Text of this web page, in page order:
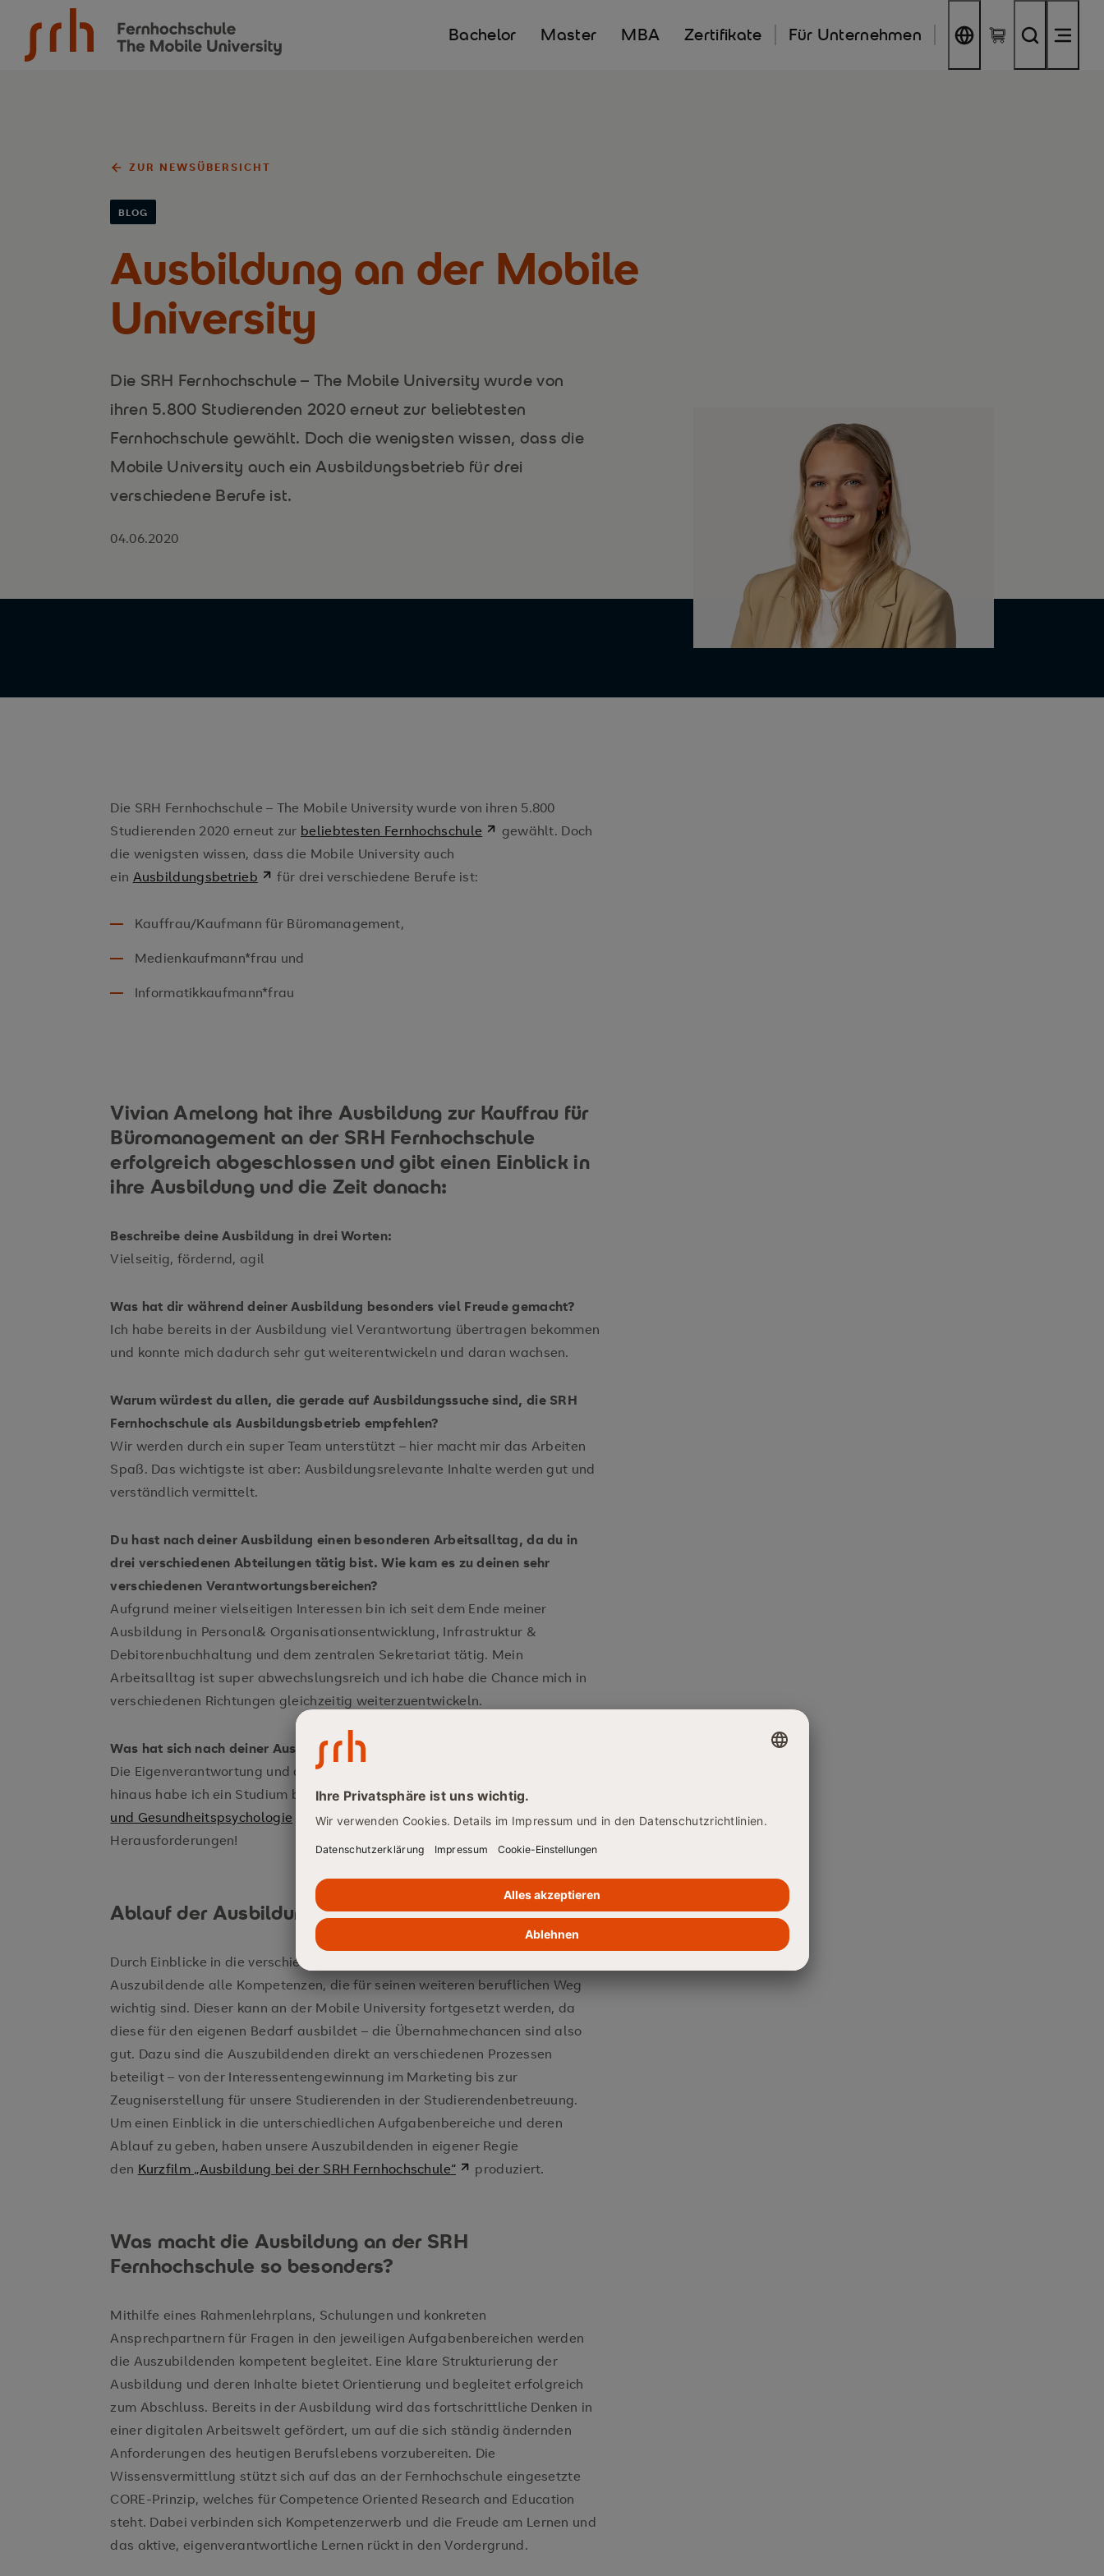
Bachelor Master MBA Zertifikate Für Unternehmen
ZUR NEWSÜBERSICHT
BLOG
Ausbildung an der Mobile
University
Die SRH Fernhochschule – The Mobile University wurde von
ihren 5.800 Studierenden 2020 erneut zur beliebtesten
Fernhochschule gewählt. Doch die wenigsten wissen, dass die
Mobile University auch ein Ausbildungsbetrieb für drei
verschiedene Berufe ist.
04.06.2020
Die SRH Fernhochschule – The Mobile University wurde von ihren 5.800
Studierenden 2020 erneut zur beliebtesten Fernhochschule
gewählt. Doch
die wenigsten wissen, dass die Mobile University auch
ein Ausbildungsbetrieb für drei verschiedene Berufe ist:
Kauffrau/Kaufmann für Büromanagement,
Medienkaufmann*frau und
Informatikkaufmann*frau
Vivian Amelong hat ihre Ausbildung zur Kauffrau für
Büromanagement an der SRH Fernhochschule
erfolgreich abgeschlossen und gibt einen Einblick in
ihre Ausbildung und die Zeit danach:
Beschreibe deine Ausbildung in drei Worten:
Vielseitig, fördernd, agil
Was hat dir während deiner Ausbildung besonders viel Freude gemacht?
Ich habe bereits in der Ausbildung viel Verantwortung übertragen bekommen
und konnte mich dadurch sehr gut weiterentwickeln und daran wachsen.
Warum würdest du allen, die gerade auf Ausbildungssuche sind, die SRH
Fernhochschule als Ausbildungsbetrieb empfehlen?
Wir werden durch ein super Team unterstützt – hier macht mir das Arbeiten
Spaß. Das wichtigste ist aber: Ausbildungsrelevante Inhalte werden gut und
verständlich vermittelt.
Du hast nach deiner Ausbildung einen besonderen Arbeitsalltag, da du in
drei verschiedenen Abteilungen tätig bist. Wie kam es zu deinen sehr
verschiedenen Verantwortungsbereichen?
Aufgrund meiner vielseitigen Interessen bin ich seit dem Ende meiner
Ausbildung in Personal& Organisationsentwicklung, Infrastruktur &
Debitorenbuchhaltung und dem zentralen Sekretariat tätig. Mein
Arbeitsalltag ist super abwechslungsreich und ich habe die Chance mich in
verschiedenen Richtungen gleichzeitig weiterzuentwickeln.
Was hat sich nach deiner Ausbildung beruflich verändert?
Die Eigenverantwortung und die eigenständige Zeiteinteilung. Darüber
hinaus habe ich ein Studium bei uns begonnen, denBachelor in Prävention
und Gesundheitspsychologie
– ich freue mich auf die neuen
Herausforderungen!
Ablauf der Ausbildung
Durch Einblicke in die verschiedenen Abteilungen, erwirbt jeder
Auszubildende alle Kompetenzen, die für seinen weiteren beruflichen Weg
wichtig sind. Dieser kann an der Mobile University fortgesetzt werden, da
diese für den eigenen Bedarf ausbildet – die Übernahmechancen sind also
gut. Dazu sind die Auszubildenden direkt an verschiedenen Prozessen
beteiligt – von der Interessentengewinnung im Marketing bis zur
Zeugniserstellung für unsere Studierenden in der Studierendenbetreuung.
Um einen Einblick in die unterschiedlichen Aufgabenbereiche und deren
Ablauf zu geben, haben unsere Auszubildenden in eigener Regie
den Kurzfilm „Ausbildung bei der SRH Fernhochschule“ produziert.
Was macht die Ausbildung an der SRH
Fernhochschule so besonders?
Mithilfe eines Rahmenlehrplans, Schulungen und konkreten
Ansprechpartnern für Fragen in den jeweiligen Aufgabenbereichen werden
die Auszubildenden kompetent begleitet. Eine klare Strukturierung der
Ausbildung und deren Inhalte bietet Orientierung und begleitet erfolgreich
zum Abschluss. Bereits in der Ausbildung wird das fortschrittliche Denken in
einer digitalen Arbeitswelt gefördert, um auf die sich ständig ändernden
Anforderungen des heutigen Berufslebens vorzubereiten. Die
Wissensvermittlung stützt sich auf das an der Fernhochschule eingesetzte
CORE-Prinzip, welches für Competence Oriented Research and Education
steht. Dabei verbinden sich Kompetenzerwerb und die Freude am Lernen und
das aktive, eigenverantwortliche Lernen rückt in den Vordergrund.